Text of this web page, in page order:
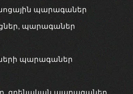
պարագաներ
պարագաներ
պարագաներ
գրենական պարագաներ